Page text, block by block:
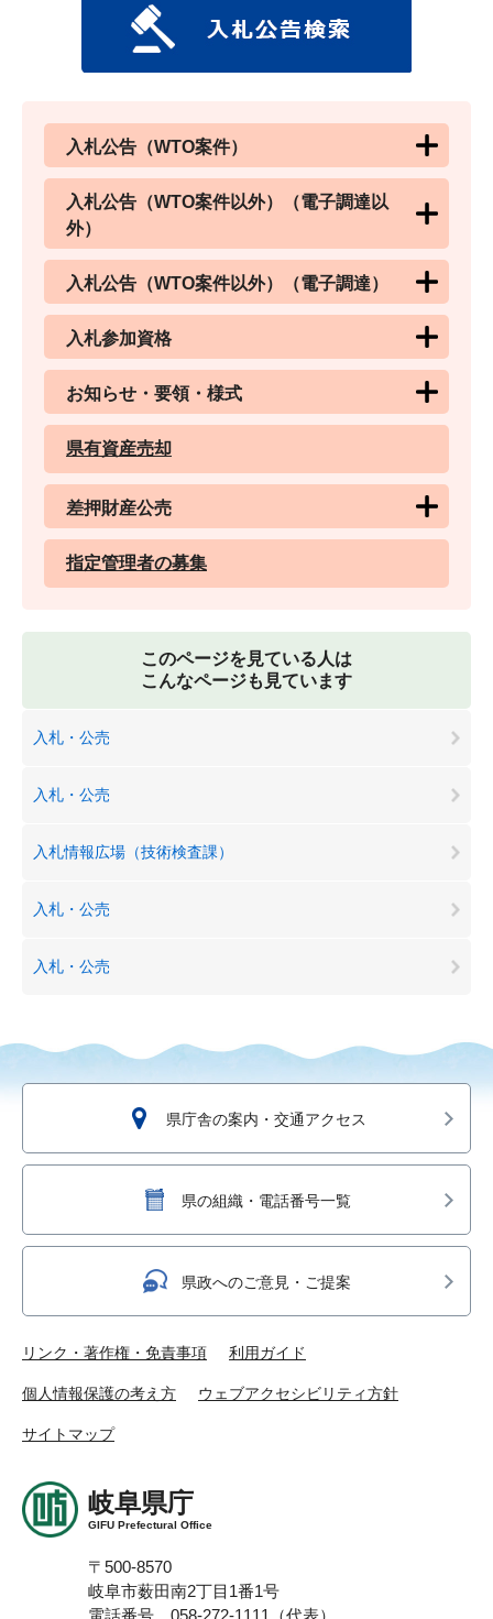
入札公告（WTO案件）
入札公告（WTO案件以外）（電子調達以
外）
入札公告（WTO案件以外）（電子調達）
入札参加資格
お知らせ・要領・様式
県有資産売却
差押財産公売
指定管理者の募集
このページを見ている人は
こんなページも見ています
入札・公売
入札・公売
入札情報広場（技術検査課）
入札・公売
入札・公売
県庁舎の案内・交通アクセス
県の組織・電話番号一覧
県政へのご意見・ご提案
リンク・著作権・免責事項 利用ガイド
個人情報保護の考え方 ウェブアクセシビリティ方針
サイトマップ
岐阜県庁
GIFU Prefectural Office
〒500-8570
岐阜市薮田南2丁目1番1号
電話番号 058-272-1111（代表）